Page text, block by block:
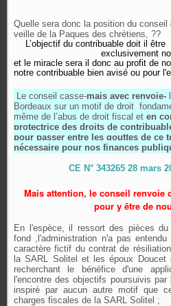
Quelle sera donc la position du conseil
veille de la Paques des chrétiens, ??
L’objectif du contribuable doit il être
exclusivement
et le miracle sera il donc au profit de
notre contribuable bien avisé ou pour
Le conseil casse-mais avec renvoie-
Bordeaux sur un motif de droit
même de l’abus de droit fiscal et en
protectrice des droits de
pour passer entre les gouttes de ce
nécessaire pour nos finances
CE N° 343265 28 mars
Mais attention, le conseil renvoie
pour y être de
En l'espèce, il ressort des pièces
fond ,l'administration n'a pas
caractère fictif du contrat de
la SARL Solitel et les époux
recherchant le bénéfice d'une
l'encontre des objectifs poursuivis
inspiré par aucun autre motif que
charges fiscales de la SARL Solitel ;